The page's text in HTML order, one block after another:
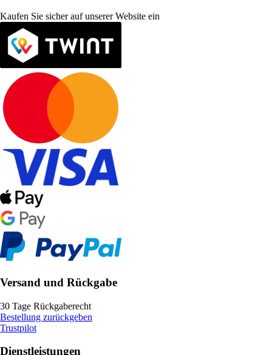
Kaufen Sie sicher auf unserer Website ein
Versand und Rückgabe
30 Tage Rückgaberecht
Bestellung zurückgeben
Trustpilot
Dienstleistungen